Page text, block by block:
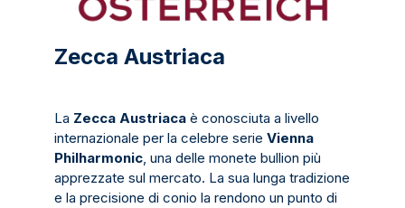
Zecca Austriaca
La Zecca Austriaca è conosciuta a livello
internazionale per la celebre serie Vienna
Philharmonic, una delle monete bullion più
apprezzate sul mercato. La sua lunga tradizione
e la precisione di conio la rendono un punto di